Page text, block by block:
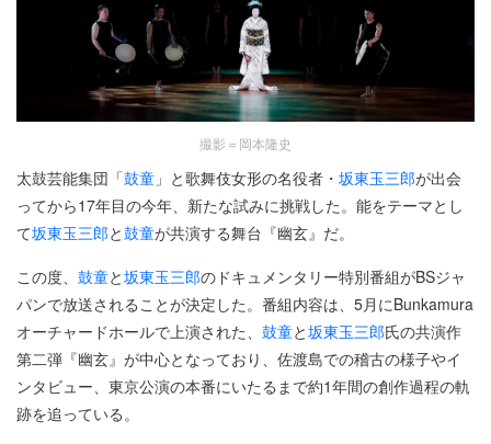
撮影＝岡本隆史
太鼓芸能集団「鼓童 」と歌舞伎女形の名役者・ 坂東玉三郎が出会
ってから17年目の今年、新たな試みに挑戦した。能をテーマとし
て坂東玉三郎と鼓童が共演する舞台『幽玄』だ。
この度、 鼓童と坂東玉三郎のドキュメンタリー特別番組がBSジャ
パンで放送されることが決定した。番組内容は、5月にBunkamura
オーチャードホールで上演された、 鼓童と坂東玉三郎氏の共演作
第二弾『幽玄』が中心となっており、佐渡島での稽古の様子やイ
ンタビュー、東京公演の本番にいたるまで約1年間の創作過程の軌
跡を追っている。